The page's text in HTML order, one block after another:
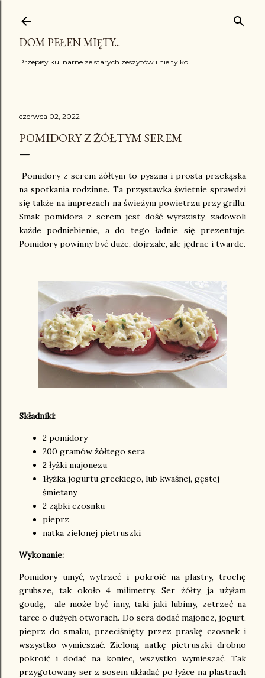
DOM PEŁEN MIĘTY...
Przepisy kulinarne ze starych zeszytów i nie tylko...
czerwca 02, 2022
POMIDORY Z ŻÓŁTYM SEREM
Pomidory z serem żółtym to pyszna i prosta przekąska
na spotkania rodzinne. Ta przystawka świetnie sprawdzi
się także na imprezach na świeżym powietrzu przy grillu.
Smak pomidora z serem jest dość wyrazisty, zadowoli
każde podniebienie, a do tego ładnie się prezentuje.
Pomidory powinny być duże, dojrzałe, ale jędrne i twarde.
Składniki:
2 pomidory
200 gramów żółtego sera
2 łyżki majonezu
1łyżka jogurtu greckiego, lub kwaśnej, gęstej
śmietany
2 ząbki czosnku
pieprz
natka zielonej pietruszki
Wykonanie:
Pomidory umyć, wytrzeć i pokroić na plastry, trochę
grubsze, tak około 4 milimetry. Ser żółty, ja użyłam
goudę, ale może być inny, taki jaki lubimy, zetrzeć na
tarce o dużych otworach. Do sera dodać majonez, jogurt,
pieprz do smaku, przeciśnięty przez praskę czosnek i
wszystko wymieszać. Zieloną natkę pietruszki drobno
pokroić i dodać na koniec, wszystko wymieszać. Tak
przygotowany ser z sosem układać po łyżce na plastrach